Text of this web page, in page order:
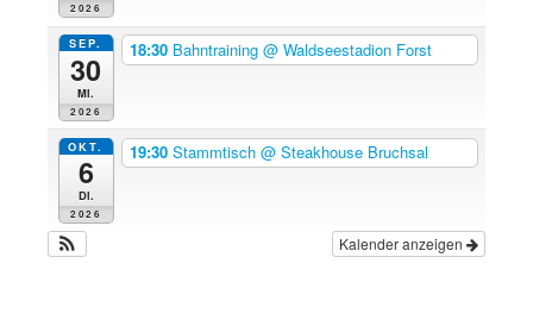
2026
SEP.
30
Mi.
2026
18:30 Bahntraining @ Waldseestadion Forst
OKT.
6
Di.
2026
19:30 Stammtisch @ Steakhouse Bruchsal
Kalender anzeigen